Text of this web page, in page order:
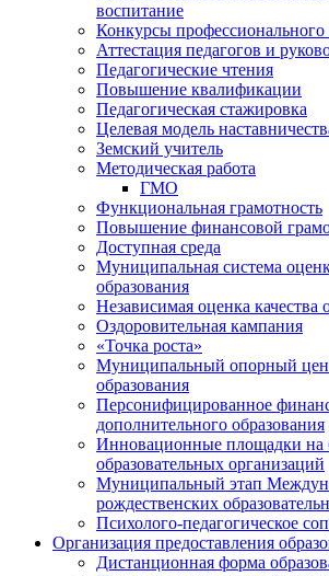
воспитание
Конкурсы профессионального
Аттестация педагогов и
Педагогические чтения
Повышение квалификации
Педагогическая стажировка
Целевая модель
Земский учитель
Методическая работа
ГМО
Функциональная грамотность
Повышение финансовой
Доступная среда
Муниципальная система
образования
Независимая оценка качества
Оздоровительная кампания
«Точка роста»
Муниципальный опорный
образования
Персонифицированное
дополнительного образования
Инновационные площадки на
образовательных организаций
Муниципальный этап
рождественских
Психолого-педагогическое
Организация предоставления
Дистанционная форма